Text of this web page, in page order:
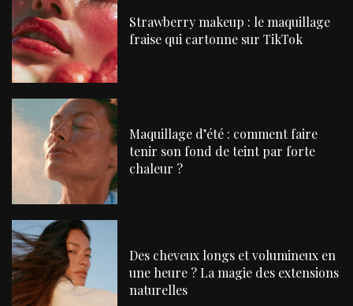
Strawberry makeup : le maquillage
fraise qui cartonne sur TikTok
Maquillage d’été : comment faire
tenir son fond de teint par forte
chaleur ?
Des cheveux longs et volumineux en
une heure ? La magie des extensions
naturelles